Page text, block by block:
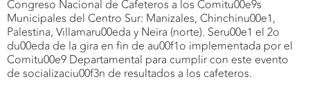
Congreso Nacional de Cafeteros a los Comitu00e9s
Municipales del Centro Sur: Manizales, Chinchinu00e1,
Palestina, Villamaru00eda y Neira (norte). Seru00e1 el 2o
du00eda de la gira en fin de au00f1o implementada por el
Comitu00e9 Departamental para cumplir con este evento
de socializaciu00f3n de resultados a los cafeteros.